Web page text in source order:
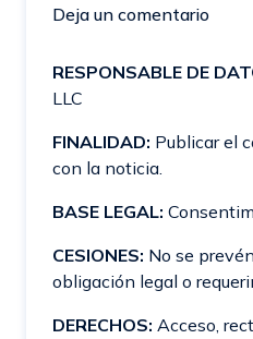
Deja un comentario
RESPONSABLE DE
LLC
FINALIDAD: Publicar el
con la noticia.
BASE LEGAL:
CESIONES: No se
obligación legal o
DERECHOS: Acceso,